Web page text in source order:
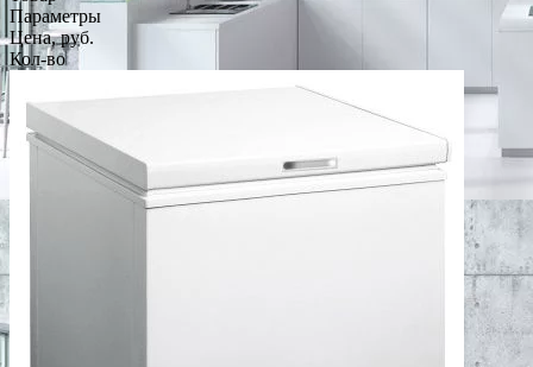
Параметры
Цена, руб.
Кол-во